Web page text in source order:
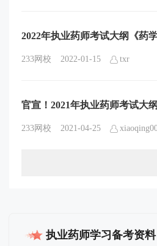
2022年执业药师考试大纲《药
233网校 2022-01-15 txr
官宣！2021年执业药师考试大
233网校 2021-04-25
执业药师学习备考资料